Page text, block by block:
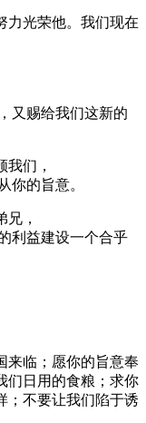
力光荣他。我们现在
又赐给我们这新的
们，
的旨意。
，
利益建设一个合乎
来临；愿你的旨意奉
们日用的食粮；求你
；不要让我们陷于诱